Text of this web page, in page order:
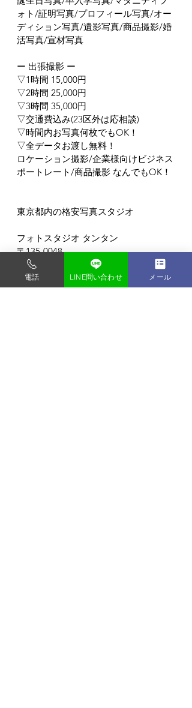
ォト/証明写真/プロフィール写真/オー
ディション写真/遺影写真/商品撮影/婚
活写真/宣材写真
ー 出張撮影 ー
▽1時間 15,000円
▽2時間 25,000円
▽3時間 35,000円
▽交通費込み(23区外は応相談)
▽時間内お写真何枚でもOK！
▽全データお渡し無料！
ロケーション撮影/企業様向けビジネス
ポートレート/商品撮影 なんでもOK！
東京都内の格安写真スタジオ
フォトスタジオ タンタン
〒135-0048
東京都門前仲町1-9-2-2F
門前仲町駅から徒歩3分 (バリアフリー)
電話 LINE問い合わせ メール